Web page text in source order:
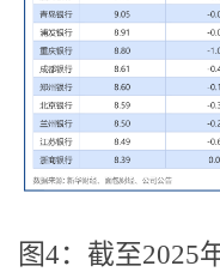
图4：截至2025